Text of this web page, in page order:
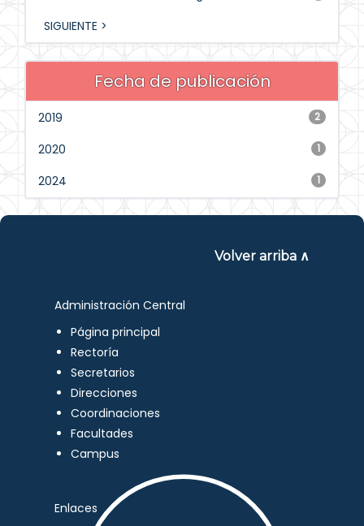
SIGUIENTE >
Fecha de publicación
2
2019
1
2020
1
2024
Volver arriba ∧
Administración Central
Página principal
Rectoría
Secretarios
Direcciones
Coordinaciones
Facultades
Campus
Enlaces